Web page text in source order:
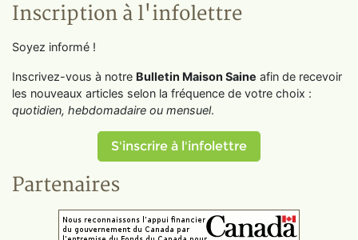
Inscription à l'infolettre
Soyez informé !
Inscrivez-vous à notre Bulletin Maison Saine afin de recevoir
les nouveaux articles selon la fréquence de votre choix :
quotidien, hebdomadaire ou mensuel.
S'inscrire à l'infolettre
Partenaires